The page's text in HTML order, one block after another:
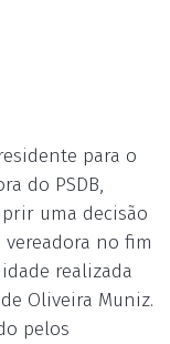
para o
do PSDB,
uma decisão
no fim
realizada
Oliveira Muniz.
pelos